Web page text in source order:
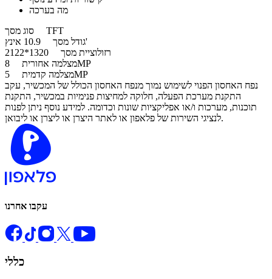
מה בערכה
סוג מסך TFT
גודל מסך10.9 אינץ'
רזולוציית מסך
מצלמה אחורית8MP
מצלמה קדמית5MP
נפח האחסון הפנוי לשימוש נמוך מנפח האחסון הכולל של המכשיר, עקב
התקנת מערכת הפעלה, חלוקה למחיצות פנימיות במכשיר, התקנת
תוכנות, מערכות ו/או אפליקציות שונות וכדומה. למידע נוסף ניתן לפנות
לנציגי השירות של פלאפון או לאתר היצרן או ליצרן או ליבואן.
עקבו אחרנו
כללי